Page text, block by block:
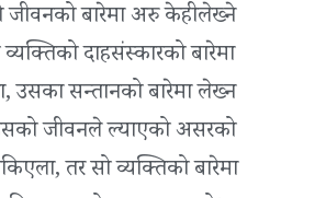
जीवनको बारेमा अरु केहीलेख्‍ने
दाहसंस्कारको बारेमा
उसका सन्तानको बारेमा लेख्‍न
जीवनले ल्याएको असरको
तर सो व्यक्तिको बारेमा